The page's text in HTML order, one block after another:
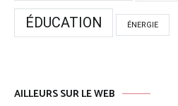
ÉDUCATION ÉNERGIE
AILLEURS SUR LE WEB